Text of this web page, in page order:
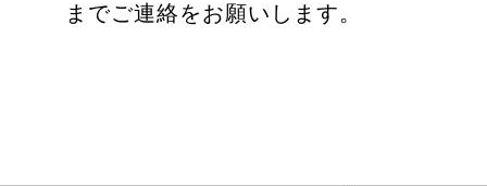
までご連絡をお願いします。